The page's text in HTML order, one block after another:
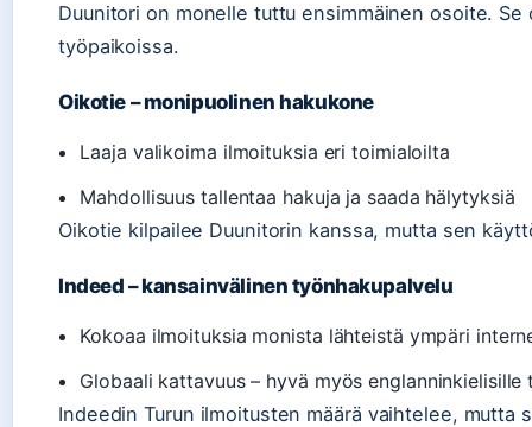
Duunitori on monelle tuttu ensimmäinen osoite.
työpaikoissa.
Oikotie – monipuolinen hakukone
Laaja valikoima ilmoituksia eri toimialoilta
Mahdollisuus tallentaa hakuja ja saada hälytyksiä
Oikotie kilpailee Duunitorin kanssa, mutta sen
Indeed – kansainvälinen työnhakupalvelu
Kokoaa ilmoituksia monista lähteistä ympäri
Globaali kattavuus – hyvä myös englanninkielisille
Indeedin Turun ilmoitusten määrä vaihtelee, mutta